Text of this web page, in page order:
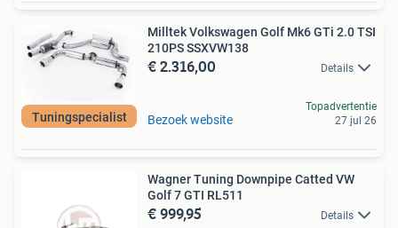
Tuningspecialist
Milltek Volkswagen Golf Mk6 GTi 2.0 TSI
210PS SSXVW138
€ 2.316,00 Details
Bezoek website
Topadvertentie
27 jul 26
Wagner Tuning Downpipe Catted VW
Golf 7 GTI RL511
€ 999,95 Details